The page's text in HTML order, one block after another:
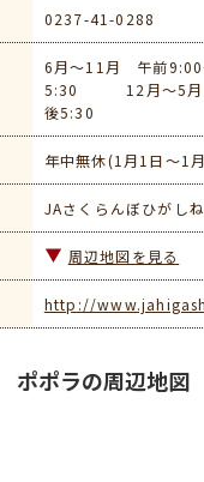
0237-41-0288
6月～11月 午前9:00
5:30 12月～5月
後5:30
年中無休(1月1日～1
JAさくらんぼひがしね
周辺地図を見る
http://
ポポラの周辺地図